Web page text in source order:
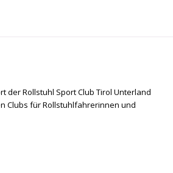
der Rollstuhl Sport Club Tirol Unterland
Clubs für Rollstuhlfahrerinnen und